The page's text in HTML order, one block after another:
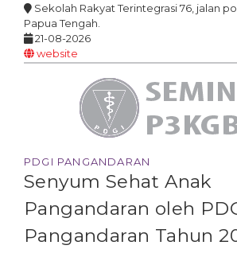
Sekolah Rakyat Terintegrasi 76, jalan
Papua Tengah.
21-08-2026
website
PDGI PANGANDARAN
Senyum Sehat Anak
Pangandaran oleh
Pangandaran Tahun